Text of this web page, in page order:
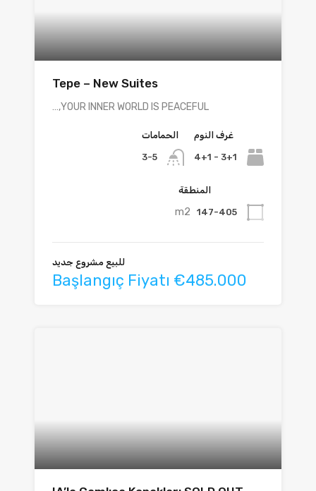
Tepe – New Suites
YOUR INNER WORLD IS PEACEFUL,…
غرف النوم
3+1 - 4+1
الحمامات
3-5
المنطقة
147-405
m2
للبيع مشروع جديد
Başlangıç Fiyatı €485.000